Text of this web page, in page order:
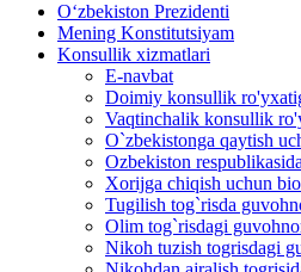
Oʻzbekiston Prezidenti
Mening Konstitutsiyam
Konsullik xizmatlari
E-navbat
Doimiy konsullik
Vaqtinchalik konsullik
O`zbekistonga qaytish
Ozbekiston
Xorijga chiqish uchun
Tugilish tog`risda
Olim tog`risdagi
Nikoh tuzish togrisdagi